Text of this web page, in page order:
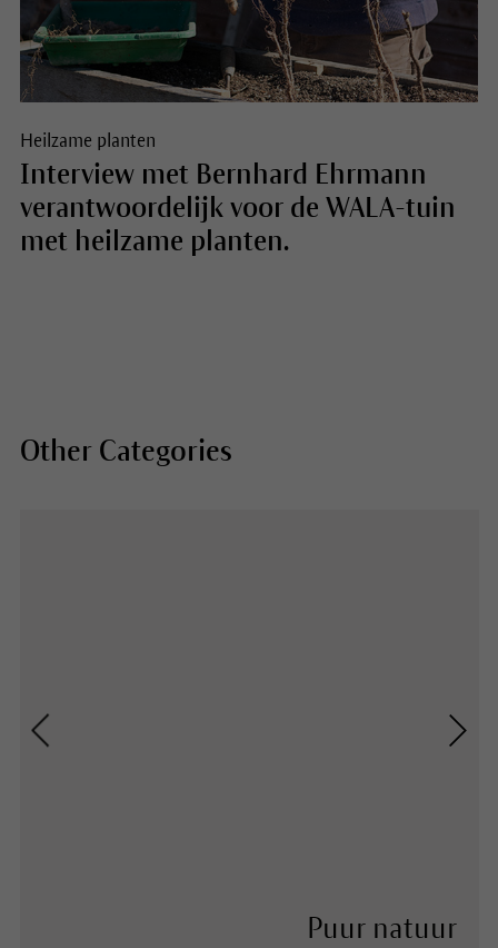
Heilzame planten
Interview met Bernhard Ehrmann
verantwoordelijk voor de WALA-tuin
met heilzame planten.
Other Categories
Puur natuur